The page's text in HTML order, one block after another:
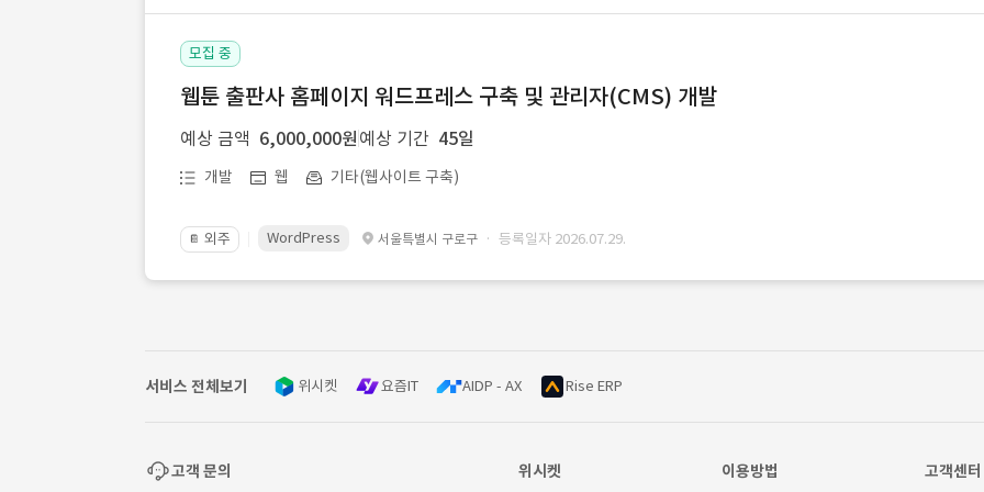
모집 중
웹툰 출판사 홈페이지 워드프레스 구축 및 관리자(CMS) 개발
예상 금액 6,000,000원 예상 기간 45일
개발 웹 기타(웹사이트 구축)
📔 외주 WordPress 서울특별시 구로구 · 등록일자 2026.07.29.
서비스 전체보기 위시켓 요즘IT AIDP - AX Rise ERP
고객 문의 위시켓 이용방법 고객센터